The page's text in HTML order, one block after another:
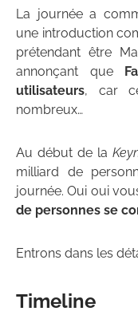
La journée a
une introduction
prétendant être
annonçant que
utilisateurs, car
nombreux…
Au début de la
milliard de
journée. Oui oui
de personnes se
Entrons dans les
Timeline